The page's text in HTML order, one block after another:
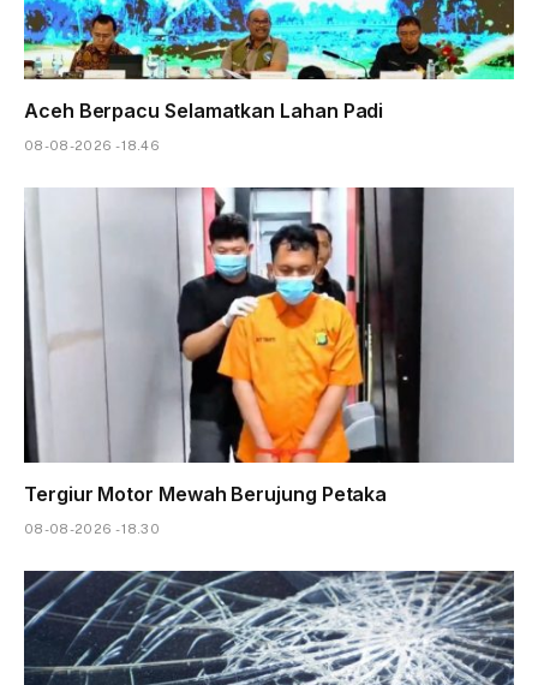
Aceh Berpacu Selamatkan Lahan Padi
08-08-2026 - 18.46
Tergiur Motor Mewah Berujung Petaka
08-08-2026 - 18.30